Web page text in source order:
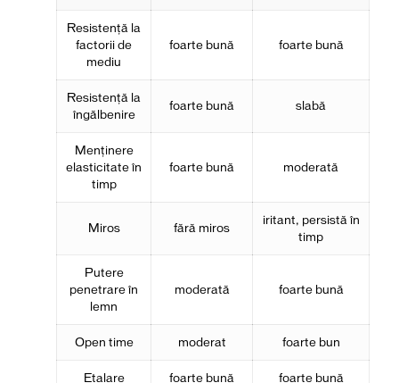
Resistenţă la
factorii de
mediu
foarte bună foarte bună
Resistenţă la
îngălbenire
foarte bună slabă
Menţinere
elasticitate în
timp
foarte bună moderată
Miros fără miros
iritant, persistă în
timp
Putere
penetrare în
lemn
moderată foarte bună
Open time moderat foarte bun
Etalare foarte bună foarte bună